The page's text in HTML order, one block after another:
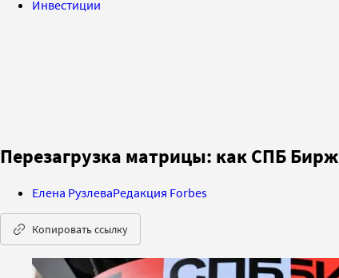
Инвестиции
Перезагрузка матрицы: как СПБ
Елена РузлеваРедакция Forbes
Копировать ссылку